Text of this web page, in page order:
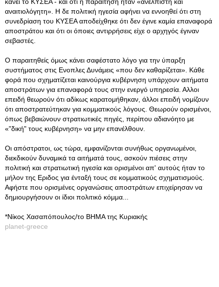
αναιτιολόγητη». Η δε πολιτική ηγεσία αφήνει να εννοηθεί ότι στη
συνεδρίαση του ΚΥΣΕΑ αποδείχθηκε ότι δεν έγινε καμία επαναφορά
αποστράτου και ότι οι όποιες αντιρρήσεις είχε ο αρχηγός έγιναν
σεβαστές.
Ο παραιτηθείς όμως κάνει σαφέστατο λόγο για την ύπαρξη
συστήματος στις Ενοπλες Δυνάμεις «που δεν καθαρίζεται». Κάθε
φορά που σχηματίζεται καινούργια κυβέρνηση υπάρχουν αιτήματα
αποστράτων για επαναφορά τους στην ενεργό υπηρεσία. Αλλοι
επειδή θεωρούν ότι αδίκως καρατομήθηκαν, άλλοι επειδή νομίζουν
ότι αποστρατεύτηκαν για κομματικούς λόγους. Θεωρούν ορισμένοι,
όπως βεβαιώνουν στρατιωτικές πηγές, περίπου αδιανόητο με
«"δική" τους κυβέρνηση» να μην επανέλθουν.
Οι απόστρατοι, ως τώρα, εμφανίζονται συνήθως οργανωμένοι,
διεκδικούν δυναμικά τα αιτήματά τους, ασκούν πιέσεις στην
πολιτική και στρατιωτική ηγεσία και ορισμένοι απ' αυτούς ήταν το
μήλον της Εριδος για ένταξή τους σε κομματικούς σχηματισμούς.
Αφήστε που ορισμένες οργανώσεις αποστράτων επιχείρησαν να
δημιουργήσουν οι ίδιοι πολιτικό κόμμα...
*Νίκος Χασαπόπουλος/το ΒΗΜΑ της Κυριακής
planet-greece